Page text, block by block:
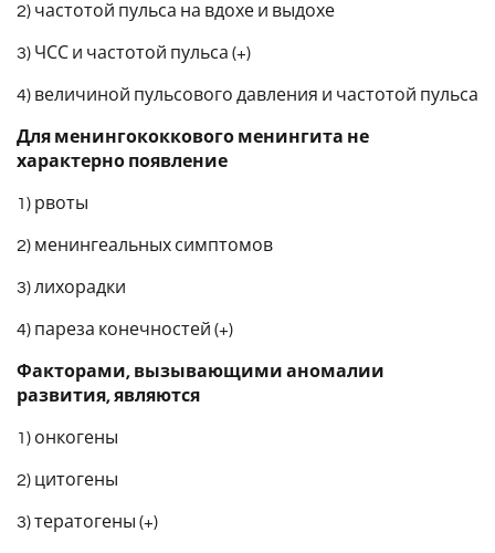
2) частотой пульса на вдохе и выдохе
3) ЧСС и частотой пульса (+)
4) величиной пульсового давления и частотой пульса
Для менингококкового менингита не
характерно появление
1) рвоты
2) менингеальных симптомов
3) лихорадки
4) пареза конечностей (+)
Факторами, вызывающими аномалии
развития, являются
1) онкогены
2) цитогены
3) тератогены (+)